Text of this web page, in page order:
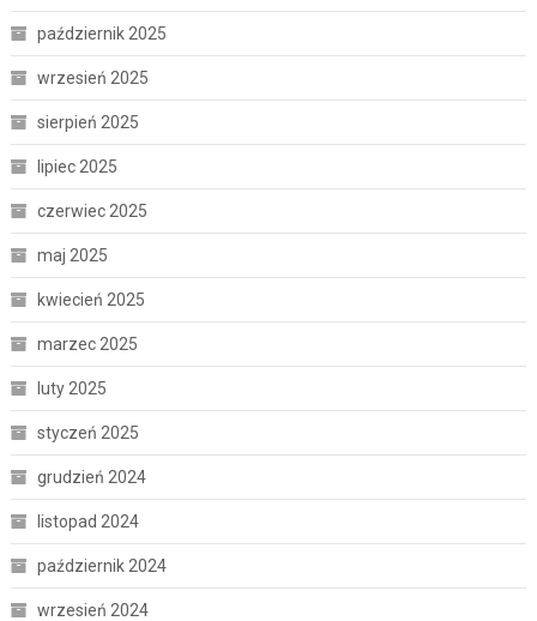
październik 2025
wrzesień 2025
sierpień 2025
lipiec 2025
czerwiec 2025
maj 2025
kwiecień 2025
marzec 2025
luty 2025
styczeń 2025
grudzień 2024
listopad 2024
październik 2024
wrzesień 2024